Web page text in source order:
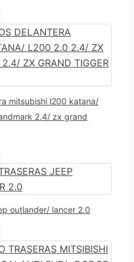
mitsubishi l200 katana/
2.4/ zx grand
outlander/ lancer 2.0